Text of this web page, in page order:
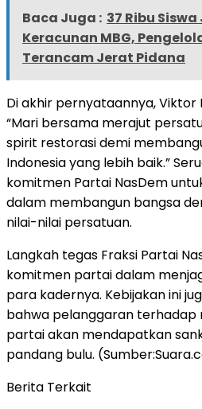
Baca Juga : 37 Ribu
Keracunan MBG,
Terancam Jerat Pidana
Di akhir pernyataannya, Viktor
“Mari bersama merajut
spirit restorasi demi
Indonesia yang lebih baik.”
komitmen Partai NasDem
dalam membangun bangsa
nilai-nilai persatuan.
Langkah tegas Fraksi Partai
komitmen partai dalam
para kadernya. Kebijakan ini
bahwa pelanggaran terhadap
partai akan mendapatkan
pandang bulu.
Berita Terkait